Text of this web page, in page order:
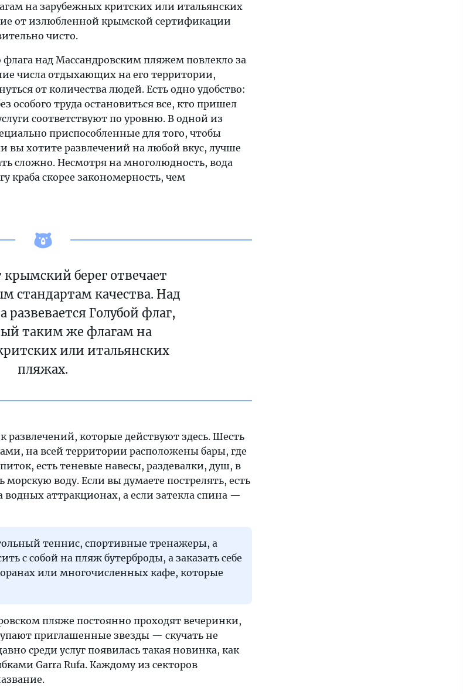
на зарубежных критских или итальянских
от излюбленной крымской сертификации
чисто.
флага над Массандровским пляжем повлекло за
числа отдыхающих на его территории,
от количества людей. Есть одно удобство:
особого труда остановиться все, кто пришел
соответствуют по уровню. В одной из
приспособленные для того, чтобы
вы хотите развлечений на любой вкус, лучше
сложно. Несмотря на многолюдность, вода
краба скорее закономерность, чем
берег отвечает
стандартам качества. Над
развевается Голубой флаг,
таким же флагам на
или итальянских
пляжах.
развлечений, которые действуют здесь. Шесть
на всей территории расположены бары, где
есть теневые навесы, раздевалки, душ, в
воду. Если вы думаете пострелять, есть
аттракционах, а если затекла спина —
теннис, спортивные тренажеры, а
с собой на пляж бутерброды, а заказать себе
или многочисленных кафе, которые
пляже постоянно проходят вечеринки,
приглашенные звезды — скучать не
среди услуг появилась такая новинка, как
Garra Rufа. Каждому из секторов